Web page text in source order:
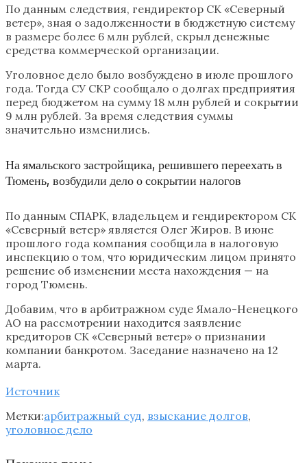
По данным следствия, гендиректор СК «Северный
ветер», зная о задолженности в бюджетную систему
в размере более 6 млн рублей, скрыл денежные
средства коммерческой организации.
Уголовное дело было возбуждено в июле прошлого
года. Тогда СУ СКР сообщало о долгах предприятия
перед бюджетом на сумму 18 млн рублей и сокрытии
9 млн рублей. За время следствия суммы
значительно изменились.
На ямальского застройщика, решившего переехать в
Тюмень, возбудили дело о сокрытии налогов
По данным СПАРК, владельцем и гендиректором СК
«Северный ветер» является Олег Жиров. В июне
прошлого года компания сообщила в налоговую
инспекцию о том, что юридическим лицом принято
решение об изменении места нахождения — на
город Тюмень.
Добавим, что в арбитражном суде Ямало-Ненецкого
АО на рассмотрении находится заявление
кредиторов СК «Северный ветер» о признании
компании банкротом. Заседание назначено на 12
марта.
Источник
Метки:арбитражный суд, взыскание долгов,
уголовное дело